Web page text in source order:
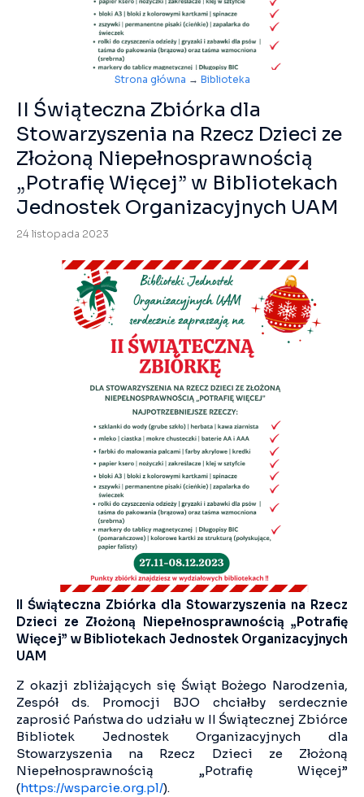
Strona główna → Biblioteka
II Świąteczna Zbiórka dla
Stowarzyszenia na Rzecz Dzieci ze
Złożoną Niepełnosprawnością
„Potrafię Więcej” w Bibliotekach
Jednostek Organizacyjnych UAM
24 listopada 2023
II Świąteczna Zbiórka dla Stowarzyszenia na Rzecz
Dzieci ze Złożoną Niepełnosprawnością „Potrafię
Więcej” w Bibliotekach Jednostek Organizacyjnych
UAM
Z okazji zbliżających się Świąt Bożego Narodzenia,
Zespół ds. Promocji BJO chciałby serdecznie
zaprosić Państwa do udziału w II Świątecznej Zbiórce
Bibliotek Jednostek Organizacyjnych dla
Stowarzyszenia na Rzecz Dzieci ze Złożoną
Niepełnosprawnością „Potrafię Więcej”
(https://wsparcie.org.pl/).